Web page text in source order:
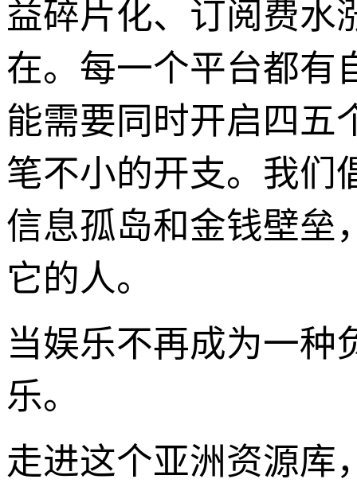
益碎片化、订阅费水
在。每一个平台都有
能需要同时开启四五
笔不小的开支。我们
信息孤岛和金钱壁垒
它的人。
当娱乐不再成为一种
乐。
走进这个亚洲资源库